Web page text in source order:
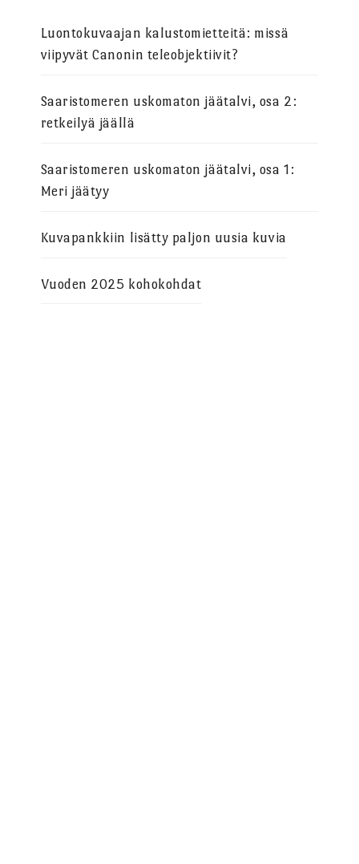
Luontokuvaajan kalustomietteitä: missä
viipyvät Canonin teleobjektiivit?
Saaristomeren uskomaton jäätalvi, osa 2:
retkeilyä jäällä
Saaristomeren uskomaton jäätalvi, osa 1:
Meri jäätyy
Kuvapankkiin lisätty paljon uusia kuvia
Vuoden 2025 kohokohdat